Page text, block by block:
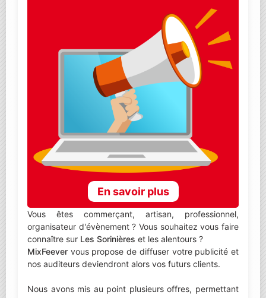
En savoir plus
Vous êtes commerçant, artisan, professionnel,
organisateur d'évènement ? Vous souhaitez vous faire
connaître sur Les Sorinières et les alentours ?
MixFeever vous propose de diffuser votre publicité et
nos auditeurs deviendront alors vos futurs clients.
Nous avons mis au point plusieurs offres, permettant